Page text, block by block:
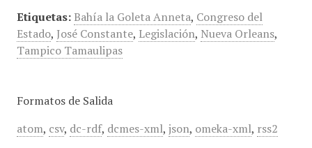
Etiquetas: Bahía la Goleta Anneta, Congreso del
Estado, José Constante, Legislación, Nueva Orleans,
Tampico Tamaulipas
Formatos de Salida
atom, csv, dc-rdf, dcmes-xml, json, omeka-xml, rss2